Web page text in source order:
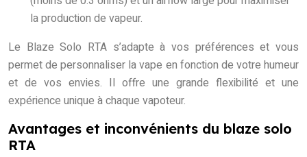
la production de vapeur.
Le Blaze Solo RTA s’adapte à vos préférences et vous
permet de personnaliser la vape en fonction de votre humeur
et de vos envies. Il offre une grande flexibilité et une
expérience unique à chaque vapoteur.
Avantages et inconvénients du blaze solo
RTA